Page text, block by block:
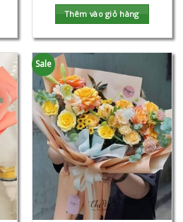
Thêm vào giỏ hàng
Sale